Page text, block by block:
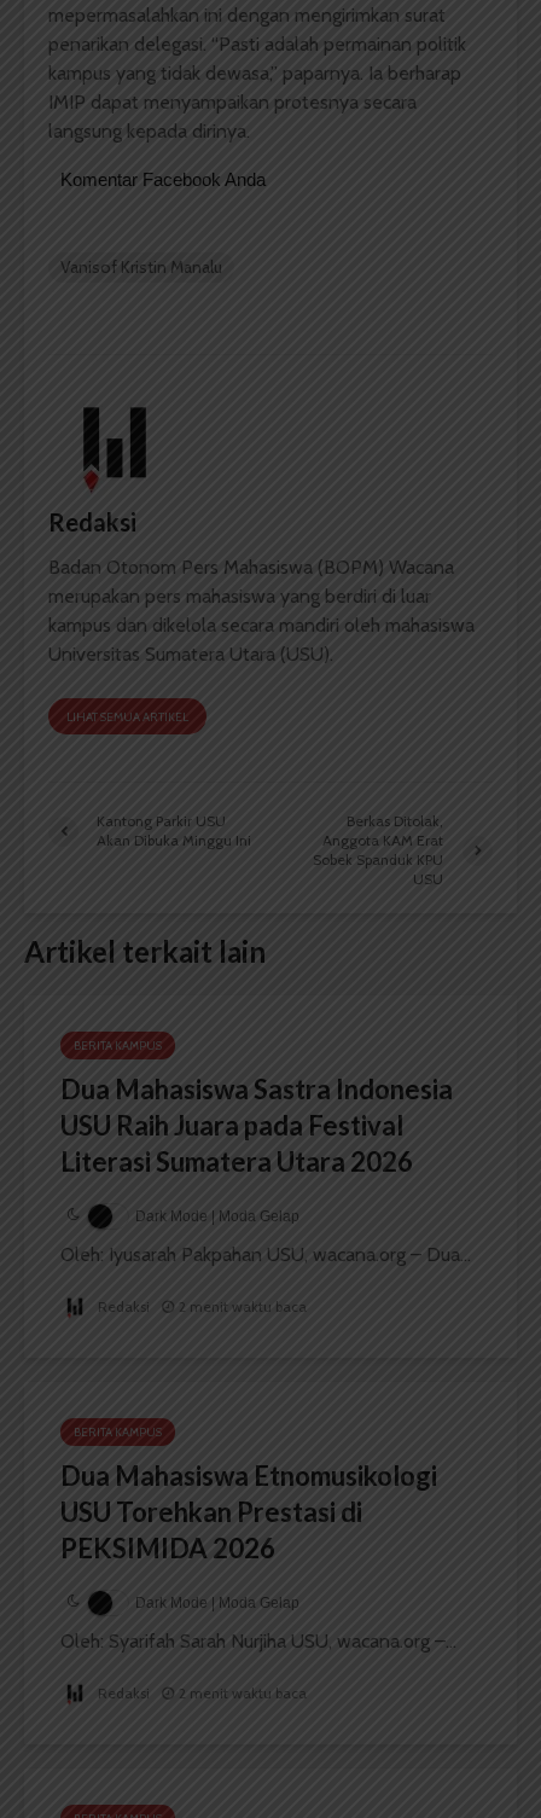
mepermasalahkan ini dengan mengirimkan surat
penarikan delegasi. “Pasti adalah permainan politik
kampus yang tidak dewasa,” paparnya. Ia berharap
IMIP dapat menyampaikan protesnya secara
langsung kepada dirinya.
Komentar Facebook Anda
Vanisof Kristin Manalu
Redaksi
Badan Otonom Pers Mahasiswa (BOPM) Wacana
merupakan pers mahasiswa yang berdiri di luar
kampus dan dikelola secara mandiri oleh mahasiswa
Universitas Sumatera Utara (USU).
LIHAT SEMUA ARTIKEL
Kantong Parkir USU
Akan Dibuka Minggu Ini
Berkas Ditolak,
Anggota KAM Erat
Sobek Spanduk KPU
USU
Artikel terkait lain
BERITA KAMPUS
Dua Mahasiswa Sastra Indonesia
USU Raih Juara pada Festival
Literasi Sumatera Utara 2026
Dark Mode | Moda Gelap
Oleh: Iyusarah Pakpahan USU, wacana.org – Dua...
Redaksi 2 menit waktu baca
BERITA KAMPUS
Dua Mahasiswa Etnomusikologi
USU Torehkan Prestasi di
PEKSIMIDA 2026
Dark Mode | Moda Gelap
Oleh: Syarifah Sarah Nurjiha USU, wacana.org –...
Redaksi 2 menit waktu baca